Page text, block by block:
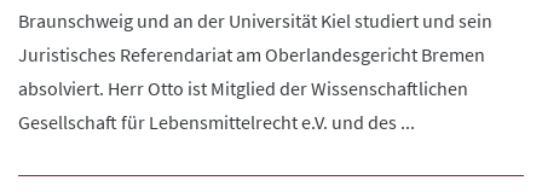
Braunschweig und an der Universität Kiel studiert und sein
Juristisches Referendariat am Oberlandesgericht Bremen
absolviert. Herr Otto ist Mitglied der Wissenschaftlichen
Gesellschaft für Lebensmittelrecht e.V. und des ...